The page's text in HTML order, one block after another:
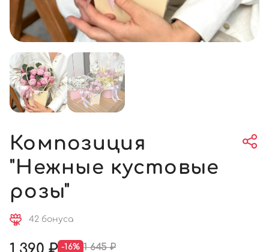
Композиция
"Нежные кустовые
розы"
42 бонуса
-16% 1 645 ₽